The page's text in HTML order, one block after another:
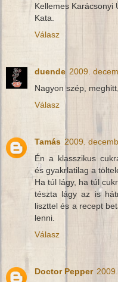
Kellemes Karácsonyi
Kata.
Válasz
duende 2009.
Nagyon szép,
Válasz
Tamás 2009.
Én a klasszikus
és gyakrlatilag a
Ha túl lágy, ha túl
tészta lágy az is
liszttel és a recept
lenni.
Válasz
Doctor Pepper